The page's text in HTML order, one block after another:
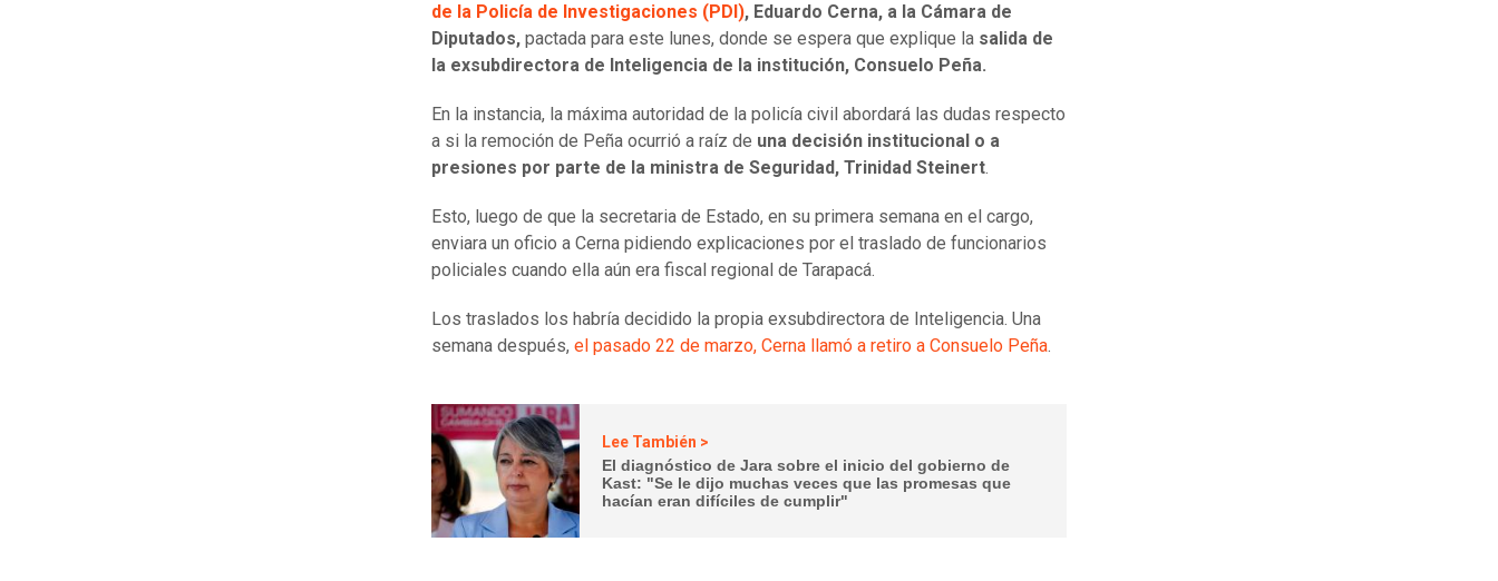
de la Policía de Investigaciones (PDI), Eduardo Cerna, a la Cámara de
Diputados, pactada para este lunes, donde se espera que explique la salida de
la exsubdirectora de Inteligencia de la institución, Consuelo Peña.
En la instancia, la máxima autoridad de la policía civil abordará las dudas respecto
a si la remoción de Peña ocurrió a raíz de una decisión institucional o a
presiones por parte de la ministra de Seguridad, Trinidad Steinert.
Esto, luego de que la secretaria de Estado, en su primera semana en el cargo,
enviara un oficio a Cerna pidiendo explicaciones por el traslado de funcionarios
policiales cuando ella aún era fiscal regional de Tarapacá.
Los traslados los habría decidido la propia exsubdirectora de Inteligencia. Una
semana después, el pasado 22 de marzo, Cerna llamó a retiro a Consuelo Peña.
Lee También >
El diagnóstico de Jara sobre el inicio del gobierno de
Kast: "Se le dijo muchas veces que las promesas que
hacían eran difíciles de cumplir"